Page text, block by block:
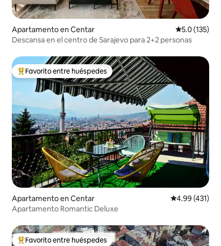
Apartamento en Centar Calificación
5.0 (135)
Descansa en el centro de Sarajevo para 2+2 personas
Favorito entre huéspedes preferido
Favorito entre huéspedes
Apartamento en Centar Calificación
4.99 (431)
Apartamento Romantic Deluxe
Favorito entre huéspedes